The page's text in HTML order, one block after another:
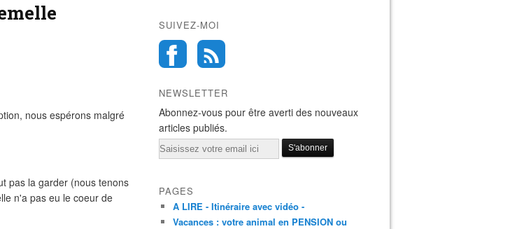
nous espérons malgré
pas la garder (nous tenons
n'a pas eu le coeur de
SUIVEZ-MOI
NEWSLETTER
Abonnez-vous pour être averti des nouveaux
articles publiés.
Email
PAGES
A LIRE - Itinéraire avec vidéo -
Vacances : votre animal en PENSION ou